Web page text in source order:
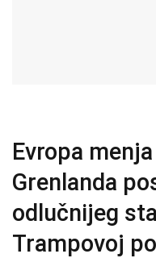
Evropa
Grenlanda
odlučnijeg
Trampovoj